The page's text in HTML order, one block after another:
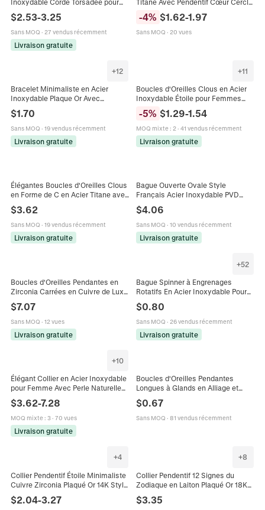
Géométriques Bijoux de Mode
$2.53-3.25
Sans MOQ · 27 vendus récemment
Livraison gratuite
Minimaliste Punk Maillon Cubain
Bijoux
-4% $1.62-1.97
Sans MOQ · 20 vues
+12
Bracelet Minimaliste en Acier
Inoxydable Plaque Or Avec
Pendentif Montgolfière Cœur Croix
Bijoux Émaillés Strass Cadeau
Pour Maman
$1.70
Sans MOQ · 19 vendus récemment
Livraison gratuite
+11
Boucles d'Oreilles Clous en Acier
Inoxydable Étoile pour Femmes
Bijoux Géométriques Carrés Goutte
d'Eau Incrustés de Strass Or
Argent Collier
-5% $1.29-1.54
MOQ mixte: 2· 41 vendus récemment
Livraison gratuite
Élégantes Boucles d'Oreilles Clous
en Forme de C en Acier Titane avec
Texture Tissée pour Femmes
Boucles d'Oreilles Géométriques
$3.62
Sans MOQ · 19 vendus récemment
Livraison gratuite
Bague Ouverte Ovale Style
Français Acier Inoxydable PVD
Plaqué Or Émail Noir Bague
Réglable Femme Bijoux de Luxe
$4.06
Sans MOQ · 10 vendus récemment
Livraison gratuite
Boucles d'Oreilles Pendantes en
Zirconia Carrées en Cuivre de Luxe
serties de Pierres Précieuses Taille
Émeraude Vert Rouge
$7.07
Sans MOQ · 12 vues
Livraison gratuite
+52
Bague Spinner à Engrenages
Rotatifs En Acier Inoxydable Pour
Soulagement Du Stress Design De
Luxe Léger Bijoux De Mode
$0.80
Sans MOQ · 26 vendus récemment
Livraison gratuite
+10
Élégant Collier en Acier Inoxydable
pour Femme Avec Perle Naturelle
et Pierre Concassée Colorée
Pendentif Océan Étoile de Mer
Cœur Dauphin Bijoux Marins
$3.62-7.28
MOQ mixte: 3· 70 vues
Livraison gratuite
Boucles d'Oreilles Pendantes
Longues à Glands en Alliage et
Strass Avec Tige en Argent Sterling
925 Pour Femme Bijoux
$0.67
Sans MOQ · 81 vendus récemment
+4
Collier Pendentif Étoile Minimaliste
Cuivre Zirconia Plaqué Or 14K Style
Accessoire Céleste
$2.04-3.27
+8
Collier Pendentif 12 Signes du
Zodiaque en Laiton Plaqué Or 18K
Rond pour Femme Bijoux de Mode
$3.35